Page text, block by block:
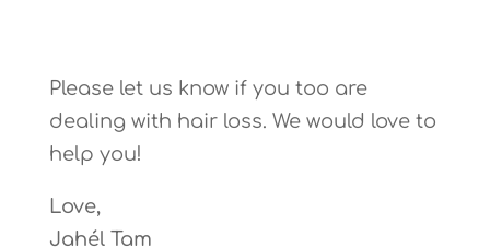
Please let us know if you too are
dealing with hair loss. We would love to
help you!
Love,
Jahél Tam